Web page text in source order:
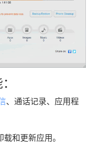
、通话记录、应用程
和更新应用。